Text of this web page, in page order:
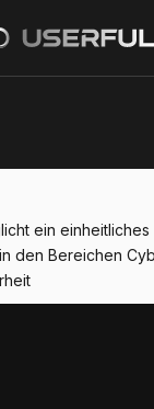
ein einheitliches
den Bereichen